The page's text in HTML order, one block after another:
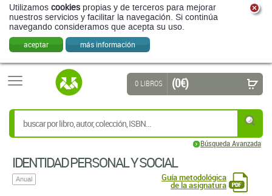
Utilizamos cookies propias y de terceros para mejorar
nuestros servicios y facilitar la navegación. Si continúa
navegando consideramos que acepta su uso.
aceptar más información
Búsqueda Avanzada
0 LIBROS (0 €)
IDENTIDAD PERSONAL Y SOCIAL
Anual Guía metodológica
de la asignatura